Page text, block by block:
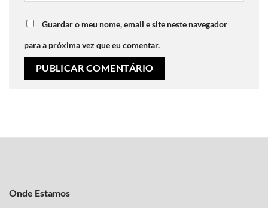
Guardar o meu nome, email e site neste navegador
para a próxima vez que eu comentar.
Onde Estamos